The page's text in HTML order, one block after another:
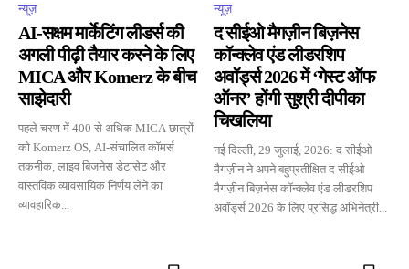
न्यूज़
AI-सक्षम मार्केटिंग लीडर्स की
अगली पीढ़ी तैयार करने के लिए
MICA और Komerz के बीच
साझेदारी
पहले चरण में 400 से अधिक MICA छात्रों
को Komerz OS, AI-संचालित कॉमर्स
तकनीक, लाइव बिजनेस डेटासेट और
वास्तविक व्यावसायिक निर्णय लेने का
व्यावहारिक...
न्यूज़
द सीईओ मैगज़ीन बिज़नेस
कॉन्क्लेव एंड लीडरशिप
अवॉर्ड्स 2026 में ‘गेस्ट ऑफ
ऑनर’ होंगी सुश्री दीपीका
चिखलिया
नई दिल्ली, 29 जुलाई, 2026: द सीईओ
मैगज़ीन ने अपने बहुप्रतीक्षित द सीईओ
मैगज़ीन बिज़नेस कॉन्क्लेव एंड लीडरशिप
अवॉर्ड्स 2026 के लिए प्रसिद्ध अभिनेत्री...